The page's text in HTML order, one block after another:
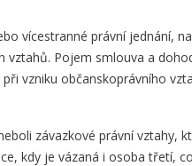
vícestranné právní jednání,
vztahů. Pojem smlouva a
vzniku občanskoprávního
závazkové právní vztahy,
kdy je vázaná i osoba třetí,